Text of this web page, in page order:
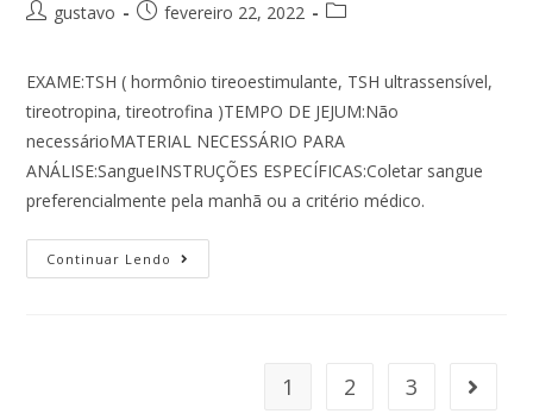
gustavo fevereiro 22, 2022
EXAME:TSH ( hormônio tireoestimulante, TSH ultrassensível,
tireotropina, tireotrofina )TEMPO DE JEJUM:Não
necessárioMATERIAL NECESSÁRIO PARA
ANÁLISE:SangueINSTRUÇÕES ESPECÍFICAS:Coletar sangue
preferencialmente pela manhã ou a critério médico.
Continuar Lendo
1 2 3